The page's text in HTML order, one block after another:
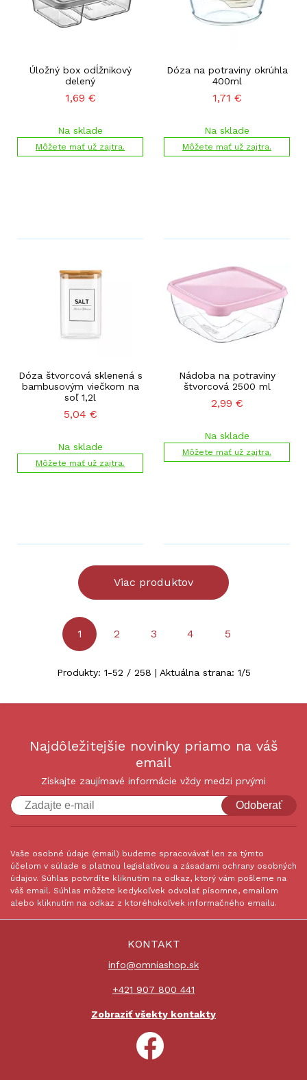
Úložný box odĺžnikový
delený
1,69 €
Na sklade
Môžete mať už zajtra.
Dóza na potraviny okrúhla
400ml
1,71 €
Na sklade
Môžete mať už zajtra.
Dóza štvorcová sklenená s
bambusovým viečkom na
soľ 1,2l
5,04 €
Na sklade
Môžete mať už zajtra.
Nádoba na potraviny
štvorcová 2500 ml
2,99 €
Na sklade
Môžete mať už zajtra.
Viac produktov
1 2 3 4 5
Produkty: 1-52 / 258 | Aktuálna strana: 1/5
Najdôležitejšie novinky priamo na váš
email
Získajte zaujímavé informácie vždy medzi prvými
Odoberať
Vaše osobné údaje (email) budeme spracovávať len za týmto
účelom v súlade s platnou legislatívou a zásadami ochrany osobných
údajov. Súhlas potvrdíte kliknutím na odkaz, ktorý vám pošleme na
váš email. Súhlas môžete kedykoľvek odvolať písomne, emailom
alebo kliknutím na odkaz z ktoréhokoľvek informačného emailu.
KONTAKT
info@omniashop.sk
+421 907 800 441
Zobraziť všekty kontakty